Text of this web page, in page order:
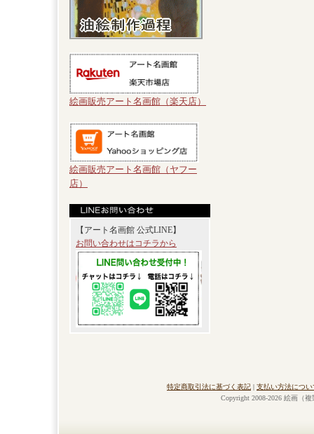
絵画販売アート名画館（楽天店）
絵画販売アート名画館（ヤフー
店）
【アート名画館 公式LINE】
お問い合わせはコチラから
特定商取引法に基づく表記 | 支払い方法につい
Copyright 2008-2026 絵画（